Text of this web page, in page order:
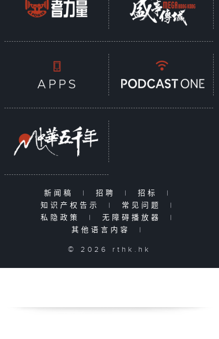
新闻稿 | 招聘 | 招标
|
知识产权告示
| 常见问题
|
私隐政策
| 无障碍播放器
|
其他语言内容
|
© 2026 rthk.hk